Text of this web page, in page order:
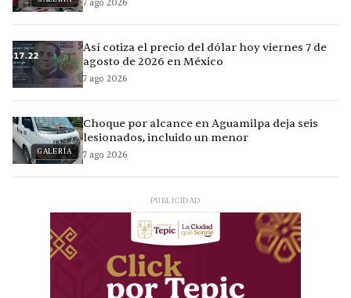
7 ago 2026
Así cotiza el precio del dólar hoy viernes 7 de
agosto de 2026 en México
7 ago 2026
GALERÍA
Choque por alcance en Aguamilpa deja seis
lesionados, incluido un menor
7 ago 2026
PUBLICIDAD